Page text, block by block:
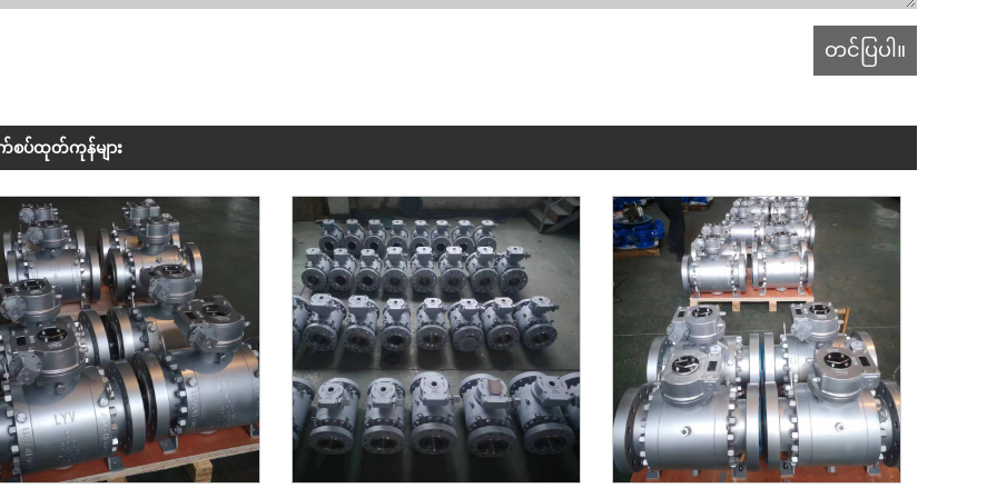
ပ်ထုတ်ကုန်များ